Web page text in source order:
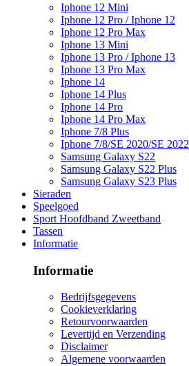
Iphone 12 Mini
Iphone 12 Pro / Iphone 12
Iphone 12 Pro Max
Iphone 13 Mini
Iphone 13 Pro / Iphone 13
Iphone 13 Pro Max
Iphone 14
Iphone 14 Plus
Iphone 14 Pro
Iphone 14 Pro Max
Iphone 7/8 Plus
Iphone 7/8/SE 2020/SE 2022
Samsung Galaxy S22
Samsung Galaxy S22 Plus
Samsung Galaxy S23 Plus
Sieraden
Speelgoed
Sport Hoofdband Zweetband
Tassen
Informatie
Informatie
Bedrijfsgegevens
Cookieverklaring
Retourvoorwaarden
Levertijd en Verzending
Disclaimer
Algemene voorwaarden